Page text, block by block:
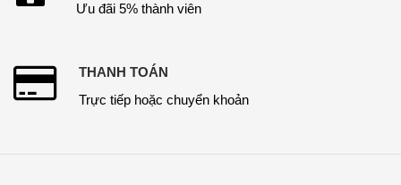
Ưu đãi 5% thành viên
THANH TOÁN
Trực tiếp hoặc chuyển khoản